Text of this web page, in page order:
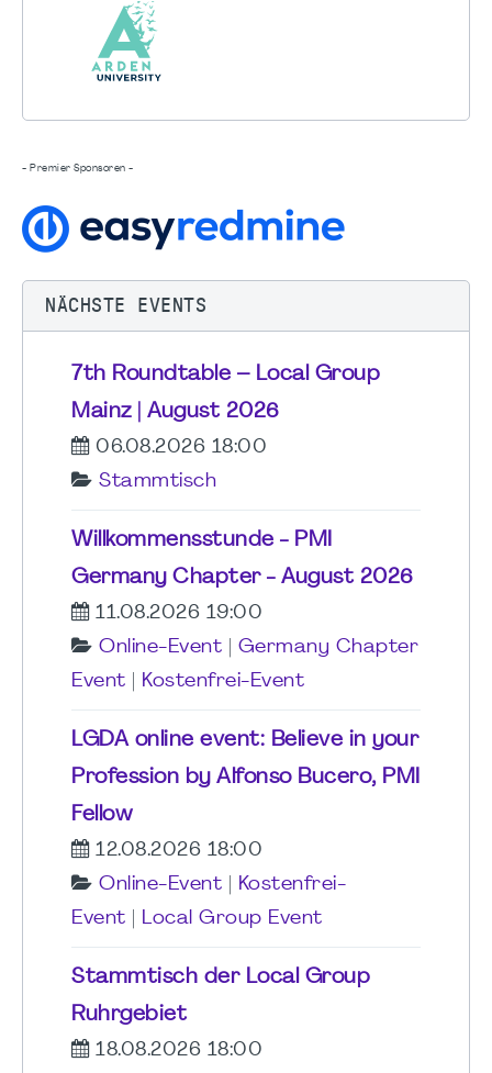
- Premier Sponsoren -
NÄCHSTE EVENTS
7th Roundtable – Local Group
Mainz | August 2026
06.08.2026 18:00
Stammtisch
Willkommensstunde - PMI
Germany Chapter - August 2026
11.08.2026 19:00
Online-Event
Germany Chapter
Event
Kostenfrei-Event
LGDA online event: Believe in your
Profession by Alfonso Bucero, PMI
Fellow
12.08.2026 18:00
Online-Event
Kostenfrei-
Event
Local Group Event
Stammtisch der Local Group
Ruhrgebiet
18.08.2026 18:00